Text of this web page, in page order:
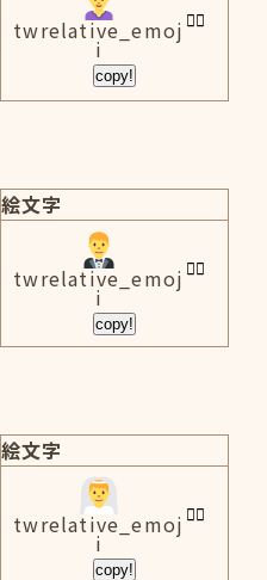
twrelative_emoj
i
copy!
絵文字
twrelative_emoj
i
copy!
絵文字
twrelative_emoj
i
copy!